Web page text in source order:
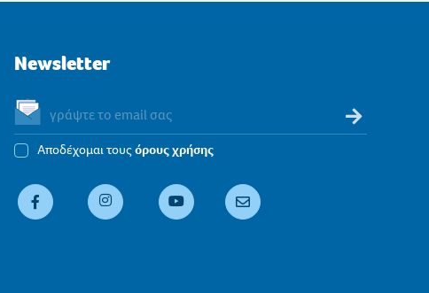
Newsletter
Αποδέχομαι τουςόρους χρήσης